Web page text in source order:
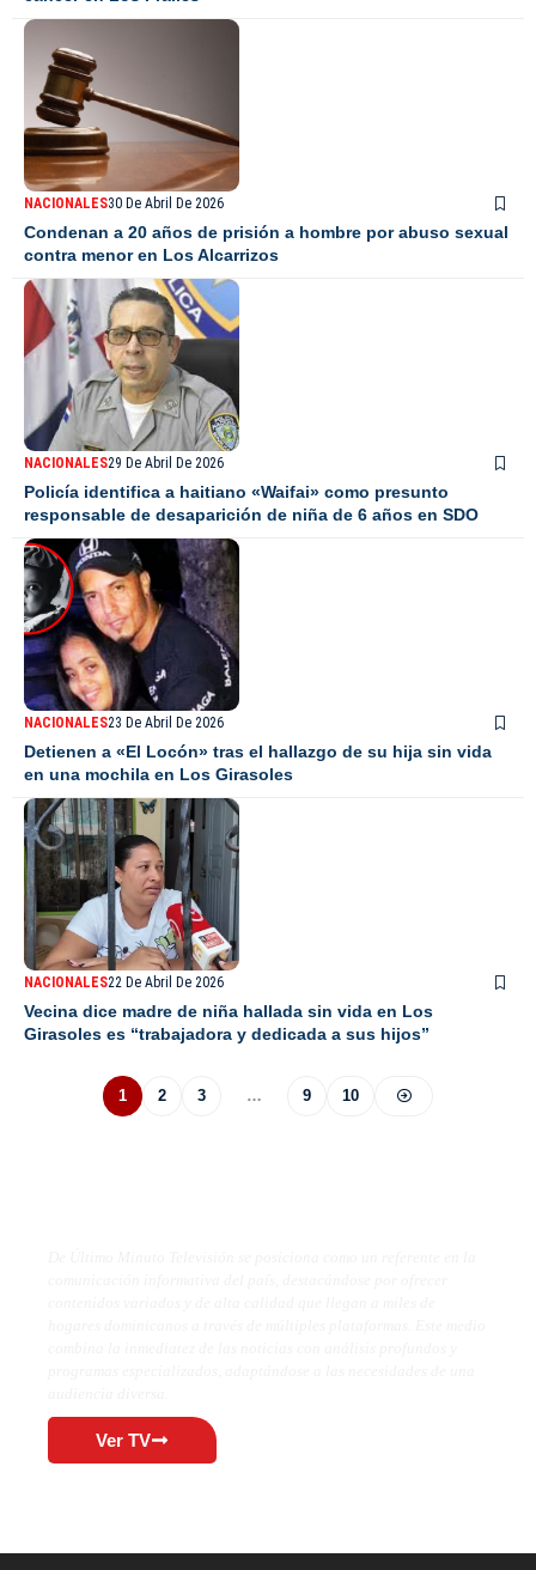
NACIONALES30 De Abril De 2026
Condenan a 20 años de prisión a hombre por abuso sexual
contra menor en Los Alcarrizos
NACIONALES29 De Abril De 2026
Policía identifica a haitiano «Waifai» como presunto
responsable de desaparición de niña de 6 años en SDO
NACIONALES23 De Abril De 2026
Detienen a «El Locón» tras el hallazgo de su hija sin vida
en una mochila en Los Girasoles
NACIONALES22 De Abril De 2026
Vecina dice madre de niña hallada sin vida en Los
Girasoles es “trabajadora y dedicada a sus hijos”
1 2 3 … 9 10
Ver TV